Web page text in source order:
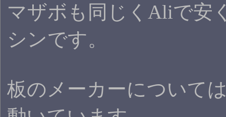
マザボも同じくAliで安
シンです。
板のメーカーについて